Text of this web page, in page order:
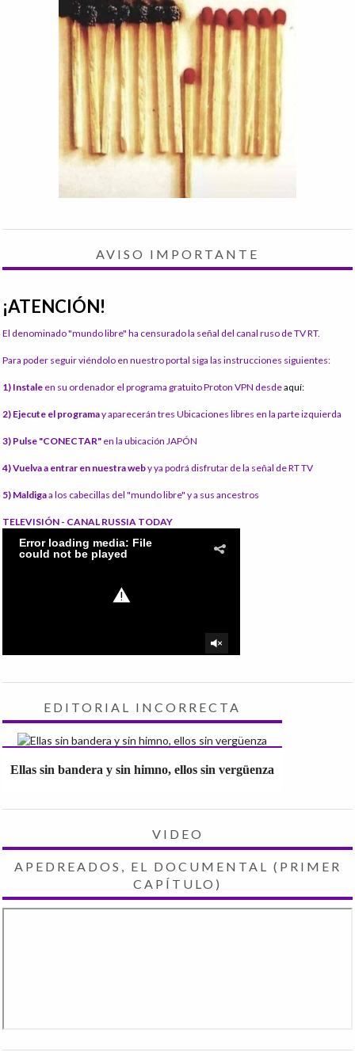
AVISO IMPORTANTE
¡ATENCIÓN!
El denominado "mundo libre" ha censurado la señal del canal ruso de TV RT.
Para poder seguir viéndolo en nuestro portal siga las instrucciones siguientes:
1) Instale en su ordenador el programa gratuito Proton VPN desdeaquí:
2) Ejecute el programay aparecerán tres Ubicaciones libres en la parte izquierda
3) Pulse "CONECTAR" en la ubicación JAPÓN
4) Vuelva a entrar en nuestra weby ya podrá disfrutar de la señal de RT TV
5) Maldigaa los cabecillas del "mundo libre" y a sus ancestros
TELEVISIÓN - CANAL RUSSIA TODAY
EDITORIAL INCORRECTA
Ellas sin bandera y sin himno, ellos sin vergüenza
VIDEO
APEDREADOS, EL DOCUMENTAL (PRIMER
CAPÍTULO)